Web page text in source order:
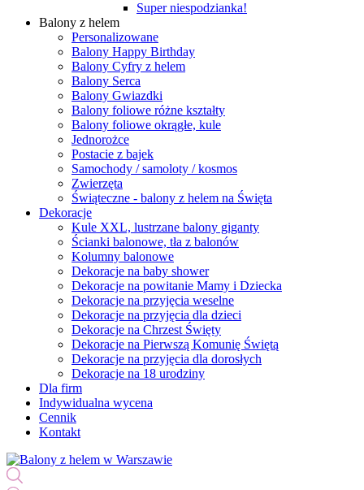
Super niespodzianka!
Balony z helem
Personalizowane
Balony Happy Birthday
Balony Cyfry z helem
Balony Serca
Balony Gwiazdki
Balony foliowe różne kształty
Balony foliowe okrągłe, kule
Jednorożce
Postacie z bajek
Samochody / samoloty / kosmos
Zwierzęta
Świąteczne - balony z helem na Święta
Dekoracje
Kule XXL, lustrzane balony giganty
Ścianki balonowe, tła z balonów
Kolumny balonowe
Dekoracje na baby shower
Dekoracje na powitanie Mamy i Dziecka
Dekoracje na przyjęcia weselne
Dekoracje na przyjęcia dla dzieci
Dekoracje na Chrzest Święty
Dekoracje na Pierwszą Komunię Świętą
Dekoracje na przyjęcia dla dorosłych
Dekoracje na 18 urodziny
Dla firm
Indywidualna wycena
Cennik
Kontakt